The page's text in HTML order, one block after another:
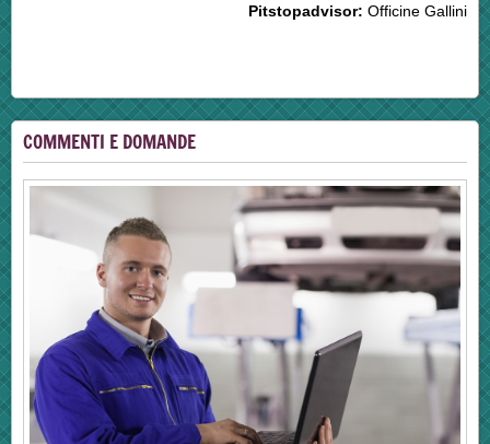
Pitstopadvisor: Officine Gallini
COMMENTI E DOMANDE